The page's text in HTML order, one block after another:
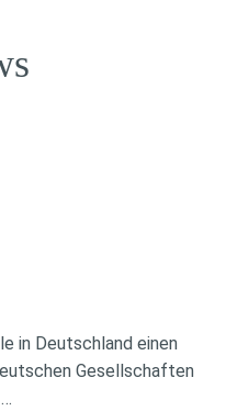
in Deutschland einen
Gesellschaften